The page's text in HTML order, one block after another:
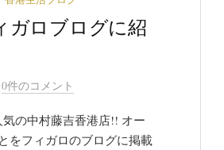
ガロブログに紹
0件のコメント
の中村藤吉香港店!! オー
をフィガロのブログに掲載